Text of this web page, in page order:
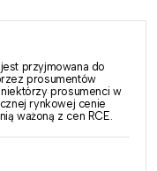
przyjmowana do
prosumentów
prosumenci w
rynkowej cenie
ważoną z cen RCE.